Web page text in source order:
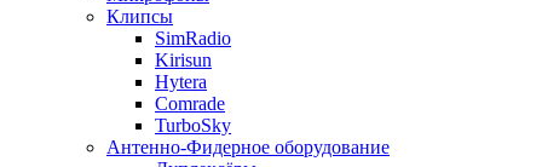
Клипсы
SimRadio
Kirisun
Hytera
Comrade
TurboSky
Антенно-Фидерное оборудование